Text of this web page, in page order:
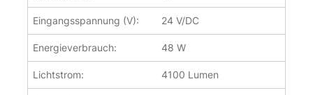
Eingangsspannung (V): 24 V/DC
Energieverbrauch: 48 W
Lichtstrom: 4100 Lumen